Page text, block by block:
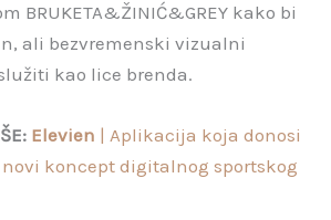
BRUKETA&ŽINIĆ&GREY kako bi
ali bezvremenski vizualni
kao lice brenda.
Elevien | Aplikacija koja donosi
koncept digitalnog sportskog